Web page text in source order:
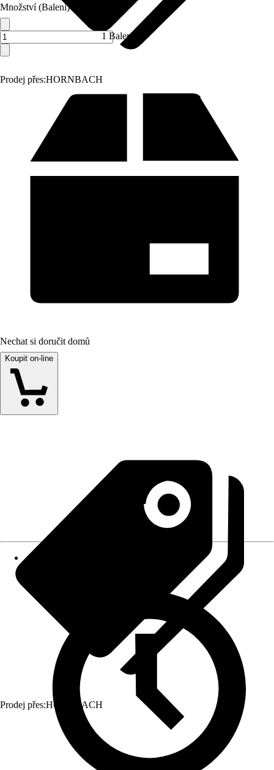
Prodej přes:HORNBACH
Množství (Balení)
1 Balení
Nechat si doručit domů
Koupit on-line
Prodej přes:HORNBACH